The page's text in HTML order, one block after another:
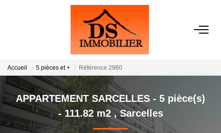
ACHATS
LOCATIONS
ESTIMATION
Accueil 5 pièces et + Référence 2960
APPARTEMENT SARCELLES - 5 pièce(s)
- 111.82 m2,Sarcelles